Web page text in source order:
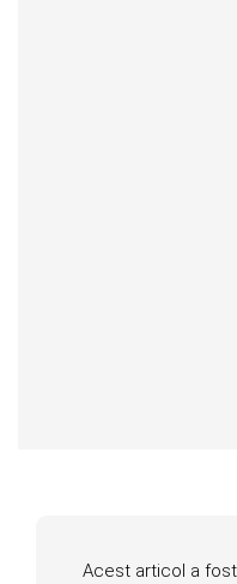
Acest articol a fost